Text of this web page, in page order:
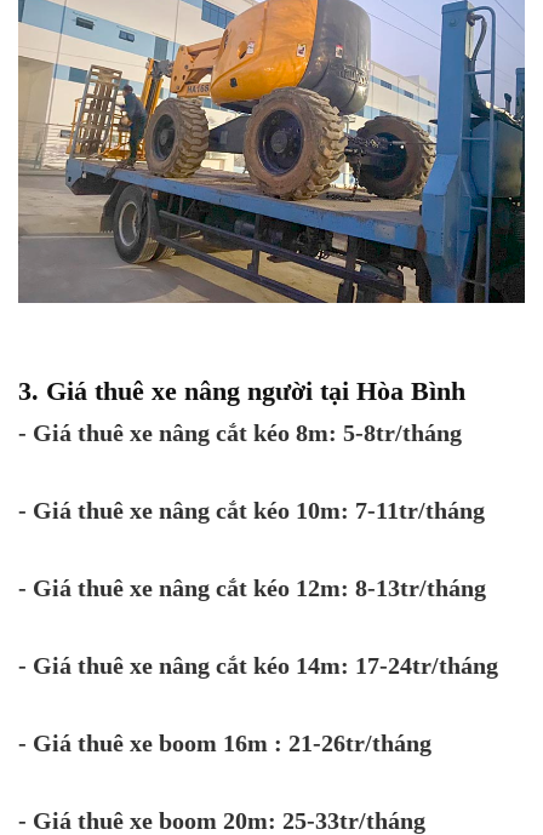
3. Giá thuê xe nâng người tại Hòa Bình
- Giá thuê xe nâng cắt kéo 8m: 5-8tr/tháng
- Giá thuê xe nâng cắt kéo 10m: 7-11tr/tháng
- Giá thuê xe nâng cắt kéo 12m: 8-13tr/tháng
- Giá thuê xe nâng cắt kéo 14m: 17-24tr/tháng
- Giá thuê xe boom 16m : 21-26tr/tháng
- Giá thuê xe boom 20m: 25-33tr/tháng